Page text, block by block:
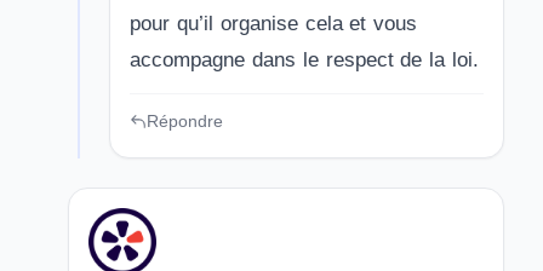
pour qu’il organise cela et vous
accompagne dans le respect de la loi.
Répondre